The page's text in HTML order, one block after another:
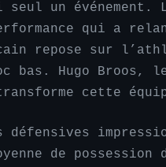
un événement.
qui a
repose sur
bas. Hugo
cette
défensives
de